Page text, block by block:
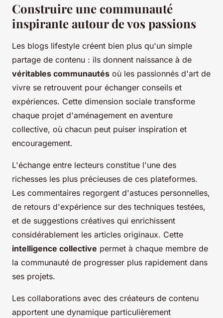
Construire une communauté
inspirante autour de vos passions
Les blogs lifestyle créent bien plus qu'un simple
partage de contenu : ils donnent naissance à de
véritables communautés où les passionnés d'art de
vivre se retrouvent pour échanger conseils et
expériences. Cette dimension sociale transforme
chaque projet d'aménagement en aventure
collective, où chacun peut puiser inspiration et
encouragement.
L'échange entre lecteurs constitue l'une des
richesses les plus précieuses de ces plateformes.
Les commentaires regorgent d'astuces personnelles,
de retours d'expérience sur des techniques testées,
et de suggestions créatives qui enrichissent
considérablement les articles originaux. Cette
intelligence collective permet à chaque membre de
la communauté de progresser plus rapidement dans
ses projets.
Les collaborations avec des créateurs de contenu
apportent une dynamique particulièrement